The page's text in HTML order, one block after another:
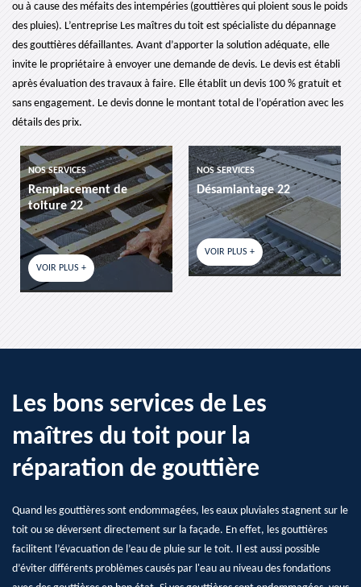
ou à cause des méfaits des intempéries (gouttières qui ploient sous le poids
des pluies). L’entreprise Les maîtres du toit est spécialiste du dépannage
des gouttières défaillantes. Avant d’apporter la solution adéquate, elle
invite le propriétaire à envoyer une demande de devis. Le devis est établi
après évaluation des travaux à faire. Elle établit un devis 100 % gratuit et
sans engagement. Le devis donne le montant total de l’opération avec les
détails des prix.
NOS SERVICES
Remplacement de
toiture 22
VOIR PLUS +
NOS SERVICES
Désamiantage 22
VOIR PLUS +
Les bons services de Les
maîtres du toit pour la
réparation de gouttière
Quand les gouttières sont endommagées, les eaux pluviales stagnent sur le
toit ou se déversent directement sur la façade. En effet, les gouttières
facilitent l’évacuation de l’eau de pluie sur le toit. Il est aussi possible
d’éviter différents problèmes causés par l'eau au niveau des fondations